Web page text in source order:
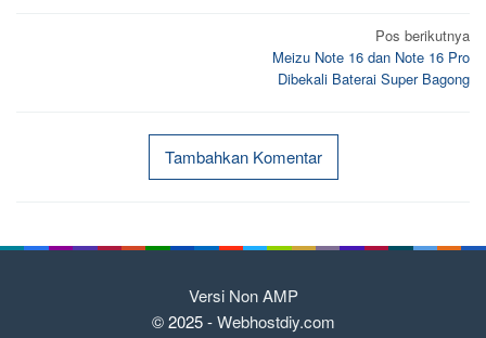
Pos berikutnya
Meizu Note 16 dan Note 16 Pro
Dibekali Baterai Super Bagong
Tambahkan Komentar
Versi Non AMP
© 2025 -Webhostdiy.com